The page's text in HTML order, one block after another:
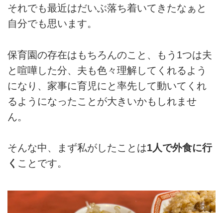
それでも最近はだいぶ落ち着いてきたなぁと
自分でも思います。
保育園の存在はもちろんのこと、もう1つは夫
と喧嘩した分、夫も色々理解してくれるよう
になり、家事に育児にと率先して動いてくれ
るようになったことが大きいかもしれませ
ん。
そんな中、まず私がしたことは1人で外食に行
く ことです。